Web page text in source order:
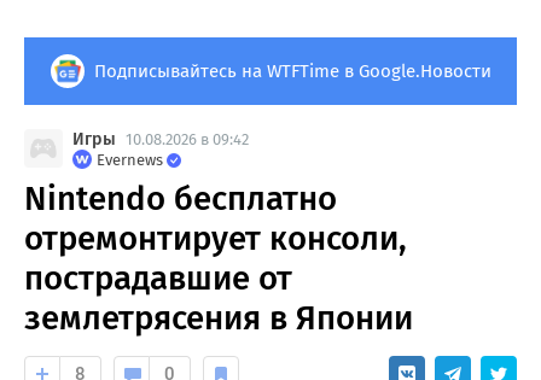
Подписывайтесь на WTFTime в Google.Новости
Игры
10.08.2026 в 09:42
Evernews
Nintendo бесплатно
отремонтирует консоли,
пострадавшие от
землетрясения в Японии
8 0